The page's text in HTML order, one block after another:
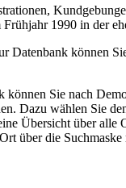
Frühjahr 1990 in der
Datenbank können
können Sie nach
Dazu wählen Sie
Übersicht über alle
über die Suchmaske